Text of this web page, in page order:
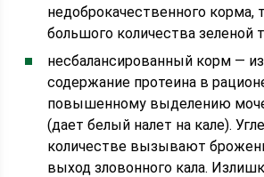
недоброкачественного корма,
большого количества зеленой
несбалансированный корм —
содержание протеина в
повышенному выделению
(дает белый налет на кале).
количестве вызывают
выход зловонного кала.